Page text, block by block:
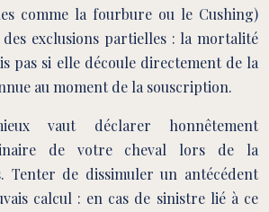
comme la fourbure ou le Cushing)
exclusions partielles : la mortalité
pas si elle découle directement de la
au moment de la souscription.
vaut déclarer honnêtement
de votre cheval lors de la
Tenter de dissimuler un antécédent
calcul : en cas de sinistre lié à ce